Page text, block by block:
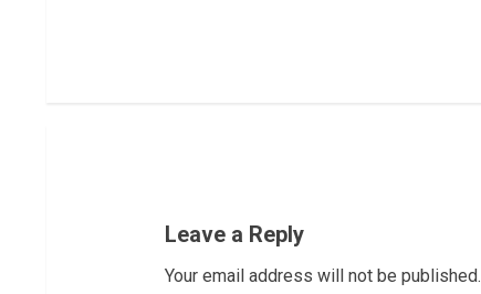
Leave a Reply
Your email address will not be published.